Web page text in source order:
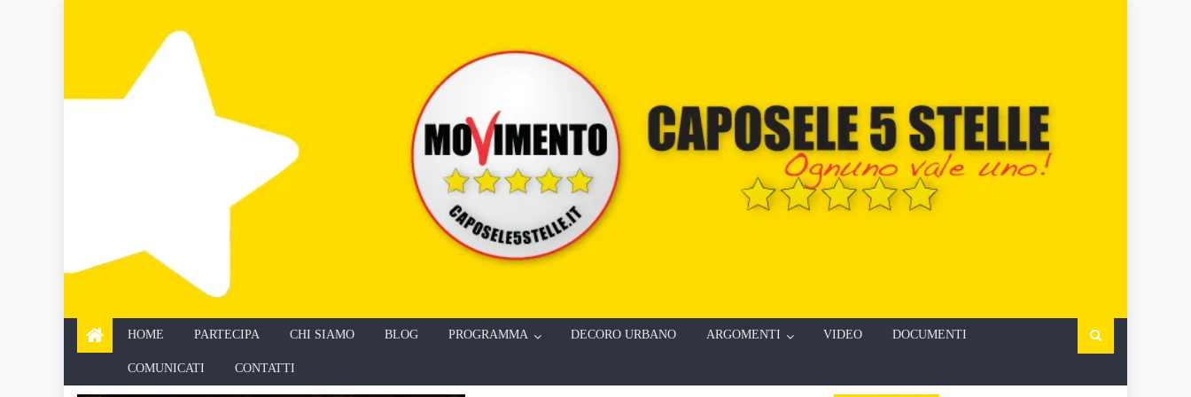
HOME PARTECIPA CHI SIAMO BLOG PROGRAMMA DECORO URBANO ARGOMENTI VIDEO DOCUMENTI
COMUNICATI CONTATTI